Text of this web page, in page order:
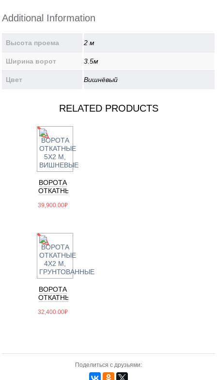
Additional Information
Высота проема 2 м
Ширина ворот 3.5м
Цвет Вишнёвый
RELATED PRODUCTS
ВОРОТА
ОТКАТНЫЕ
ВИШНЕВЫЕ
39,900.00₽
ВОРОТА
ОТКАТНЫЕ
ГРУНТОВАННЫЕ
32,400.00₽
Поделиться с друзьями: